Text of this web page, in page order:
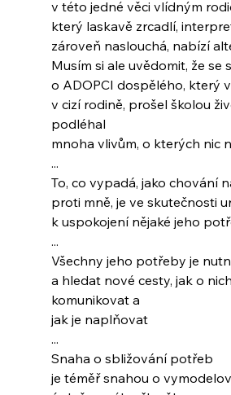
v této jedné věci vlídným
který laskavě zrcadlí,
zároveň naslouchá, nabízí
Musím si ale uvědomit, že se
o ADOPCI dospělého, který
v cizí rodině, prošel školou
podléhal
mnoha vlivům, o kterých nic
...
To, co vypadá, jako chování
proti mně, je ve skutečnosti
k uspokojení nějaké jeho
...
Všechny jeho potřeby je
a hledat nové cesty, jak o nich
komunikovat a
jak je naplňovat
...
Snaha o sbližování potřeb
je téměř snahou o